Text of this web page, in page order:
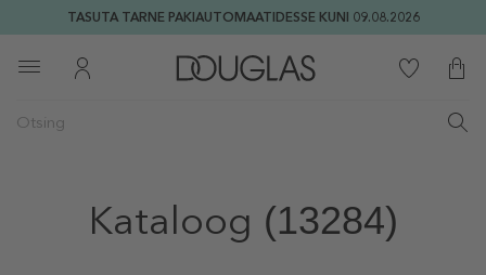
TASUTA TARNE PAKIAUTOMAATIDESSE KUNI 09.08.2026
Kataloog (13284)